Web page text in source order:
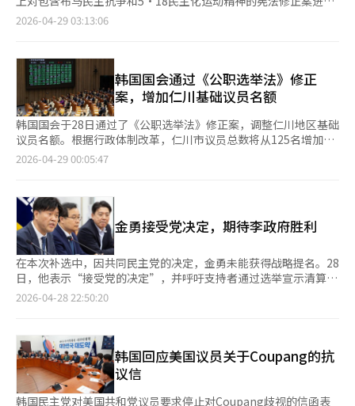
表决。他们呼吁国民力量停止反对，参与修宪。禹元植与六个政党
月7日的本会议上处理修宪案。禹元植表示，国民力量要求在地方
选举后再进行修宪是无意义的反对。他呼吁国民力量领导层给予议
员们在本会议上根据良心投票的机会，以加强民主。民主党代理院
内代表千俊浩也表示，国民力量阻碍国家长远发展，希望他们通过
参与修宪表决展示对内乱的反思。六党共同提出的宪法修正案包括
引入国会对总统宣布紧急戒严的批准权，记录布马民主抗争和
5·18民主化运动精神，以及明确地区均衡发展义务。修宪案需获
得三分之二议员同意才能通过。由于地方选举导致9名议员辞职，
法实现。国民力量院内代表宋彦锡在当天上午的会议上表示，宪法
是一个有机系统，修宪需经过全面讨论，反对在选举前仓促推进。
国会议长秘书长赵五涉在会议后表示，正在通过电话和会面与国民
力量议员沟通，争取他们对修宪案的支持，并计划安排议长与国民
力量代表会面。※ 本报道经人工智能（AI）系统翻译与编辑。
2026-04-29 03:13:06
韩国国会通过《公职选举法》修正
案，增加仁川基础议员名额
韩国国会于28日通过了《公职选举法》修正案，调整仁川地区基础
议员名额。根据行政体制改革，仁川市议员总数将从125名增加到
128名。国会当天举行全体会议，以234票赞成、12票弃权通过了
政变化。裴议员补充说，政治改革特别委员会认为，为了确保居民
代表性和平等投票价值，有必要增加议员名额。因此，仁川市议员
总数将增至128名，全国自治议员总数也将从3003名增至3006
名。此次修正案是对18日通过的原案的修改，原案未充分反映仁川
新增的行政区划。当天会议还讨论了有关郑东泳统一部长的解职
案，因其关于朝鲜铀浓缩设施的言论引发争议。国民力量议员金健
批评郑部长的言论未与外交和安全政策协调，导致与美国的外交风
险。他强调，郑部长未就此道歉或提出防止再发的措施。金议员呼
进行表决。※ 本报道经人工智能（AI）系统翻译与编辑。
2026-04-29 00:05:47
金勇接受党决定，期待李政府胜利
在本次补选中，因共同民主党的决定，金勇未能获得战略提名。28
日，他表示“接受党的决定”，并呼吁支持者通过选举宣示清算内
乱的决心。金勇在国会的记者会上说：“我接受战略提名管理委员
我将欣然接受。”金勇重申对自己的起诉是检方的捏造，并誓言将
继续抗争。他说：“对我的起诉是政治检察的捏造和卑劣的政治报
复。如果我在这里倒下，将成为捏造调查胜利的先例。我将不懈努
力，揭露检方的捏造起诉，为李在明政府的成功在最底层奉
献。”金勇感谢支持者，并呼吁在6月3日的地方选举和补选中支持
2026-04-28 22:50:20
韩国回应美国议员关于Coupang的抗
议信
韩国民主党对美国共和党议员要求停止对Coupang歧视的信函表